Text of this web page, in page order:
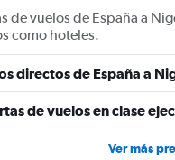
de vuelos de España a
como hoteles.
directos de España a
de vuelos en clase
Ver más